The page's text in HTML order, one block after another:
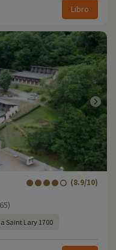
Libro
(8.9/10)
Saint Lary 1700